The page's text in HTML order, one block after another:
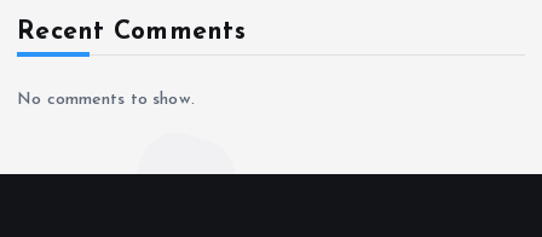
Recent Comments
No comments to show.